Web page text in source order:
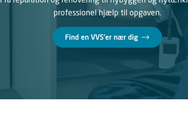
professionel hjælp til opgaven.
Find en VVS’er nær dig